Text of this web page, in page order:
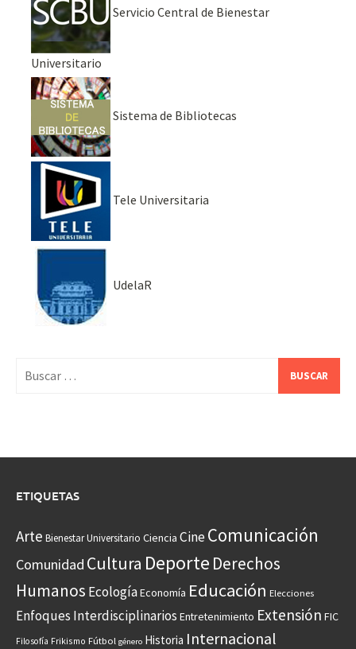
Servicio Central de Bienestar
Universitario
Sistema de Bibliotecas
Tele Universitaria
UdelaR
ETIQUETAS
Arte Bienestar Universitario Ciencia CineComunicación
Comunidad Cultura Deporte Derechos
Humanos EcologíaEconomía Educación Elecciones
Enfoques Interdisciplinarios Entretenimiento Extensión FIC
Filosofía Frikismo Fútbol género Historia Internacional